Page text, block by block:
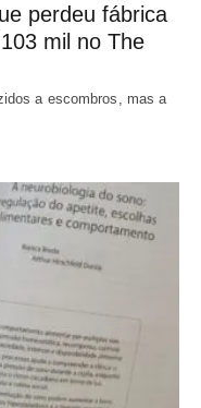
perdeu fábrica
mil no The
a escombros, mas a